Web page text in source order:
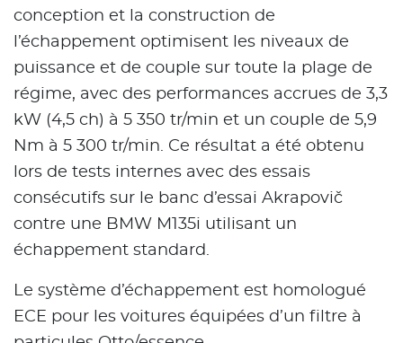
conception et la construction de
l’échappement optimisent les niveaux de
puissance et de couple sur toute la plage de
régime, avec des performances accrues de 3,3
kW (4,5 ch) à 5 350 tr/min et un couple de 5,9
Nm à 5 300 tr/min. Ce résultat a été obtenu
lors de tests internes avec des essais
consécutifs sur le banc d’essai Akrapovič
contre une BMW M135i utilisant un
échappement standard.
Le système d’échappement est homologué
ECE pour les voitures équipées d’un filtre à